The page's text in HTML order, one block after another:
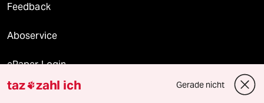
Feedback
Aboservice
ePaper Login
Downloads für Abonnierende
taz zahl ich Gerade nicht